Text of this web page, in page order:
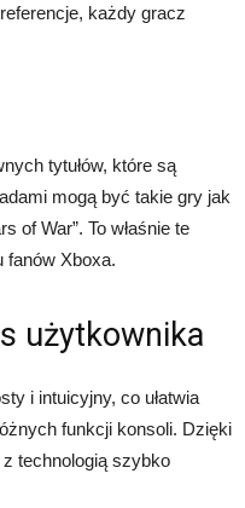
każdy gracz
tytułów, które są
mogą być takie gry jak
of War”. To właśnie te
fanów Xboxa.
użytkownika
i intuicyjny, co ułatwia
funkcji konsoli. Dzięki
technologią szybko